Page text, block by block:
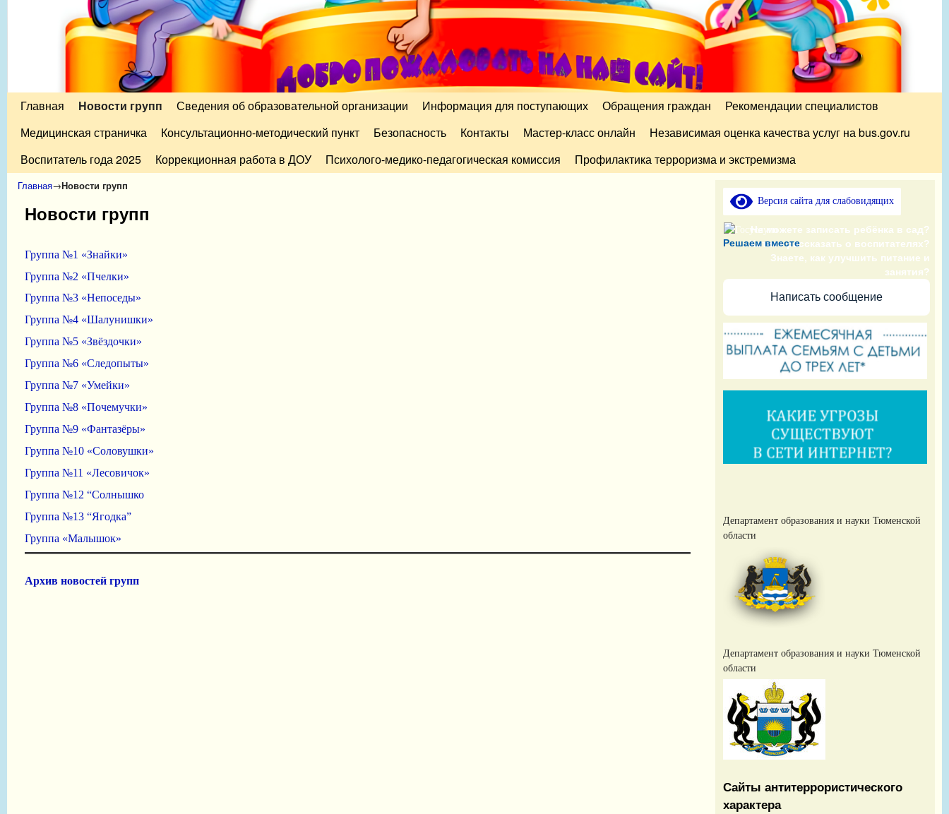
Перейти к основному содержимому
Перейти к дополнительному содержимому
Главная Новости групп Сведения об образовательной организации Информация для поступающих Обращения граждан
Рекомендации специалистов
Медицинская страничка
Консультационно-методический пункт Безопасность Контакты Мастер-класс онлайн
Независимая оценка качества услуг на bus.gov.ru
Воспитатель года 2025
Коррекционная работа в ДОУ Психолого-медико-педагогическая комиссия Профилактика терроризма и экстремизма
Главная→Новости групп
Новости групп
Группа №1 «Знайки»
Группа №2 «Пчелки»
Группа №3 «Непоседы»
Группа №4 «Шалунишки»
Группа №5 «Звёздочки»
Группа №6 «Следопыты»
Группа №7 «Умейки»
Группа №8 «Почемучки»
Группа №9 «Фантазёры»
Группа №10 «Соловушки»
Группа №11 «Лесовичок»
Группа №12 “Солнышко
Группа №13 “Ягодка”
Группа «Малышок»
Архив новостей групп
Версия сайта для слабовидящих
Решаем вместе
Не можете записать ребёнка в сад?
Хотите рассказать о воспитателях?
Знаете, как улучшить питание и
занятия?
Написать сообщение
Департамент образования и науки Тюменской
области
Департамент образования и науки Тюменской
области
Сайты антитеррористического
характера